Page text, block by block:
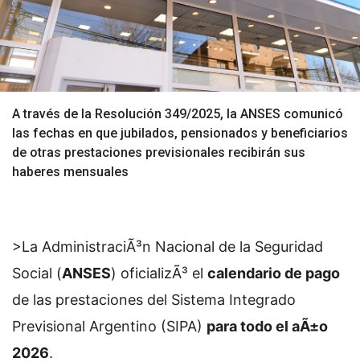
A través de la Resolución 349/2025, la ANSES comunicó
las fechas en que jubilados, pensionados y beneficiarios
de otras prestaciones previsionales recibirán sus
haberes mensuales
>La AdministraciÃ³n Nacional de la Seguridad
Social (ANSES) oficializÃ³ el calendario de pago
de las prestaciones del Sistema Integrado
Previsional Argentino (SIPA) para todo el aÃ±o
2026.